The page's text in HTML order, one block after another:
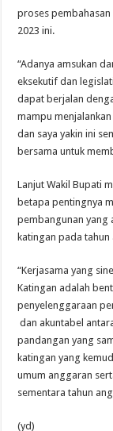
proses pembahasan
2023 ini.
“Adanya amsukan
eksekutif dan
dapat berjalan
mampu
dan saya yakin ini
bersama untuk
Lanjut Wakil Bupati
betapa pentingnya
pembangunan yang
katingan pada
“Kerjasama yang
Katingan adalah
penyelenggaraan
dan akuntabel
pandangan yang
katingan yang
umum anggaran
sementara tahun
(yd)